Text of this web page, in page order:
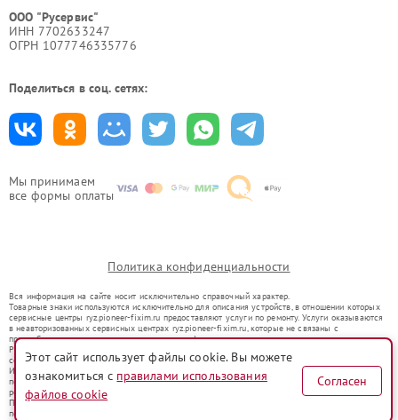
Мы принимаем
все формы оплаты
ООО "Русервис"
ИНН 7702633247
ОГРН 1077746335776
Поделиться в соц. сетях:
Политика конфиденциальности
Вся информация на сайте носит исключительно справочный характер.
Товарные знаки используются исключительно для описания устройств, в отношении которых
сервисные центры ryz.pioneer-fixim.ru предоставляют услуги по ремонту. Услуги оказываются
в неавторизованных сервисных центрах ryz.pioneer-fixim.ru, которые не связаны с
правообладателями товарных знаков или их официальными представителями.
Ремонт осуществляется для устройств, уже введенных в гражданский оборот в соответствии
со статьей 1487 ГК РФ.
Использование товарных знаков не преследует цели индивидуализации услуг или введения
потребителей в заблуждение, а служит для информирования о предоставляемых услугах по
ремонту техники указанных брендов.
Представленная на сайте информация не является публичной офертой, определяемой
положениями Статьи 437(2) Гражданского кодекса РФ
Этот сайт использует файлы cookie. Вы можете
ознакомиться с правилами использования
файлов cookie
Согласен